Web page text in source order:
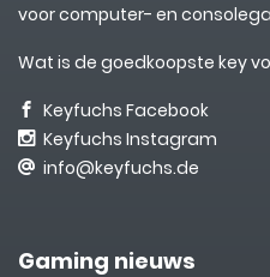
voor computer- en
Wat is de goedkoopste key
Keyfuchs Facebook
Keyfuchs Instagram
info@keyfuchs.de
Gaming nieuws